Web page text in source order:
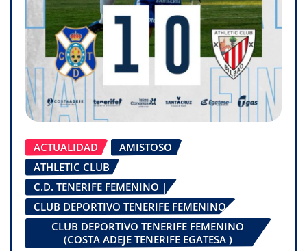
ACTUALIDAD
AMISTOSO
ATHLETIC CLUB
C.D. TENERIFE FEMENINO |
CLUB DEPORTIVO TENERIFE FEMENINO
CLUB DEPORTIVO TENERIFE FEMENINO
(COSTA ADEJE TENERIFE EGATESA )